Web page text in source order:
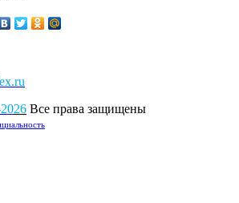
026 Все права защищены